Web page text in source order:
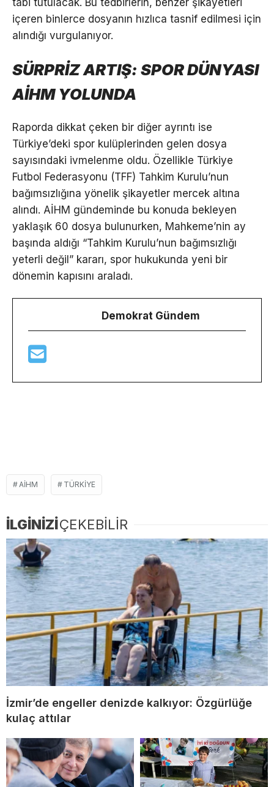
tabi tutulacak. Bu tedbirlerin, benzer şikayetleri
içeren binlerce dosyanın hızlıca tasnif edilmesi için
alındığı vurgulanıyor.
SÜRPRİZ ARTIŞ: SPOR DÜNYASI
AİHM YOLUNDA
Raporda dikkat çeken bir diğer ayrıntı ise
Türkiye’deki spor kulüplerinden gelen dosya
sayısındaki ivmelenme oldu. Özellikle Türkiye
Futbol Federasyonu (TFF) Tahkim Kurulu’nun
bağımsızlığına yönelik şikayetler mercek altına
alındı. AİHM gündeminde bu konuda bekleyen
yaklaşık 60 dosya bulunurken, Mahkeme’nin ay
başında aldığı “Tahkim Kurulu’nun bağımsızlığı
yeterli değil” kararı, spor hukukunda yeni bir
dönemin kapısını araladı.
Demokrat Gündem
AIHM TÜRKIYE
İLGİNİZİÇEKEBİLİR
İzmir’de engeller denizde kalkıyor: Özgürlüğe
kulaç attılar